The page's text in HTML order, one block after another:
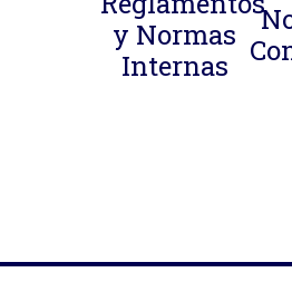
y Normas
Internas